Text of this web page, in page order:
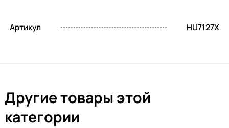
Артикул HU7127X
Другие товары этой
категории